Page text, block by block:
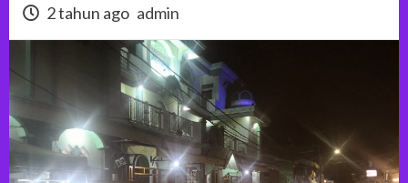
2 tahun ago admin